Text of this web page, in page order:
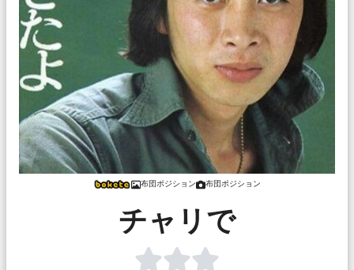
布団ポジション 布団ポジション
チャリで